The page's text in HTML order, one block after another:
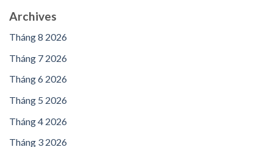
Archives
Tháng 8 2026
Tháng 7 2026
Tháng 6 2026
Tháng 5 2026
Tháng 4 2026
Tháng 3 2026